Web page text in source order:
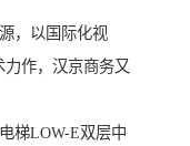
，以国际化视
力作，汉京商务又
梯LOW-E双层中